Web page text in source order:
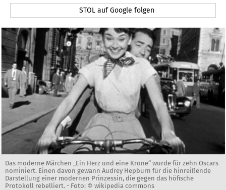
STOL auf Google folgen
Das moderne Märchen „Ein Herz und eine Krone“ wurde für zehn Oscars
nominiert. Einen davon gewann Audrey Hepburn für die hinreißende
Darstellung einer modernen Prinzessin, die gegen das höfische
Protokoll rebelliert. - Foto: © wikipedia commons